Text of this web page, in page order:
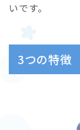
いです。
3つの特徴